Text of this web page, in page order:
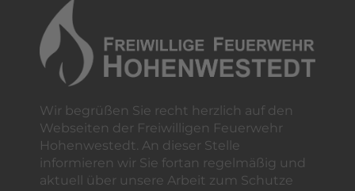
Wir begrüßen Sie recht herzlich auf den
Webseiten der Freiwilligen Feuerwehr
Hohenwestedt. An dieser Stelle
informieren wir Sie fortan regelmäßig und
aktuell über unsere Arbeit zum Schutze